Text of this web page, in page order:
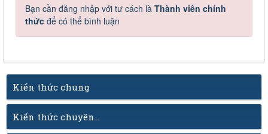
Bạn cần đăng nhập với tư cách là Thành viên chính
thức để có thể bình luận
Kiến thức chung
Kiến thức chuyên...